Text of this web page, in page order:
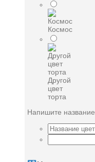
Космос
Другой
цвет
торта
Напишите